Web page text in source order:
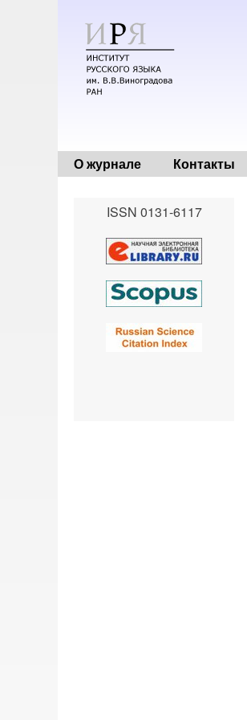
О журнале Контакты
ISSN 0131-6117